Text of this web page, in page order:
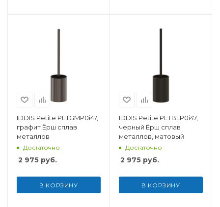
IDDIS Petite PETGMP0i47,
графит Ёрш сплав
металлов
Достаточно
2 975 руб.
В КОРЗИНУ
IDDIS Petite PETBLP0i47,
черный Ёрш сплав
металлов, матовый
Достаточно
2 975 руб.
В КОРЗИНУ